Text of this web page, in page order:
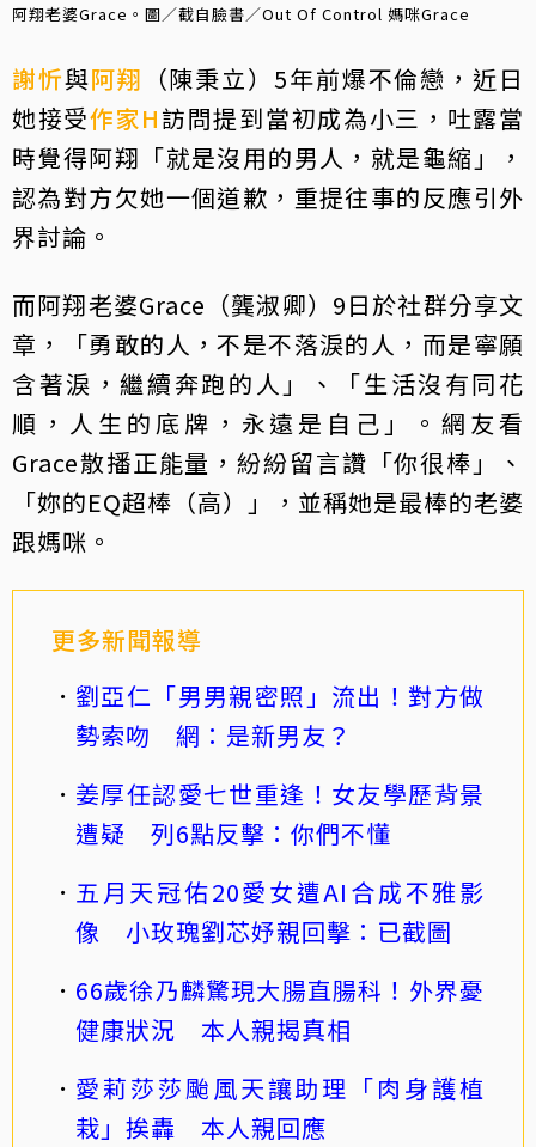
阿翔老婆Grace。圖／截自臉書／Out Of Control 媽咪Grace
謝忻與阿翔 （陳秉立）5年前爆不倫戀，近日
她接受作家H訪問提到當初成為小三，吐露當
時覺得阿翔「就是沒用的男人，就是龜縮」，
認為對方欠她一個道歉，重提往事的反應引外
界討論。
而阿翔老婆Grace（龔淑卿）9日於社群分享文
章，「勇敢的人，不是不落淚的人，而是寧願
含著淚，繼續奔跑的人」、「生活沒有同花
順，人生的底牌，永遠是自己」。網友看
Grace散播正能量，紛紛留言讚「你很棒」、
「妳的EQ超棒（高）」，並稱她是最棒的老婆
跟媽咪。
更多新聞報導
劉亞仁「男男親密照」流出！對方做
勢索吻 網：是新男友？
姜厚任認愛七世重逢！女友學歷背景
遭疑 列6點反擊：你們不懂
五月天冠佑20愛女遭AI合成不雅影
像 小玫瑰劉芯妤親回擊：已截圖
66歲徐乃麟驚現大腸直腸科！外界憂
健康狀況 本人親揭真相
愛莉莎莎颱風天讓助理「肉身護植
栽」挨轟 本人親回應